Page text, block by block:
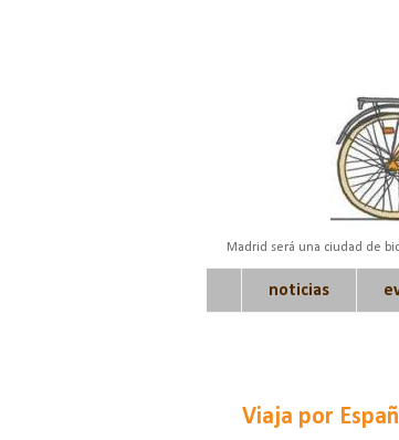
Madrid será una ciudad de
noticias
Viaja por